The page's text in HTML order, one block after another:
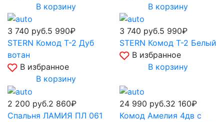
В корзину
В корзину
3 740 руб.5 990₽
STERN Комод Т-2 Дуб
вотан
В избранное
В корзину
3 740 руб.5 990₽
STERN Комод Т-2 Белый
В избранное
В корзину
2 200 руб.2 860₽
Спальня ЛАМИЯ ПЛ 061
24 990 руб.32 160₽
Комод Амелия 4дв с